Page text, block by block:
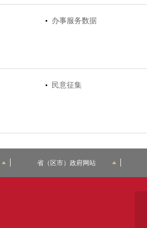
办事服务数据
民意征集
省（区市）政府网站